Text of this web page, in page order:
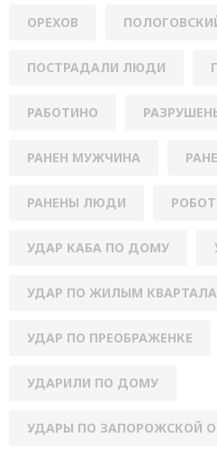
ОРЕХОВ
ПОСТРАДАЛИ ЛЮДИ
РАБОТИНО
РАНЕН МУЖЧИНА
РАНЕНЫ ЛЮДИ
УДАР КАБА ПО ДОМУ
УДАР ПО ЖИЛЫМ
УДАР ПО ПРЕОБРАЖЕНКЕ
УДАРИЛИ ПО ДОМУ
УДАРЫ ПО ЗАПОРОЖСКОЙ